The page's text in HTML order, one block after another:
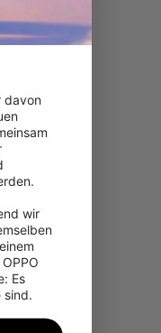
davon
wir
Es
sind.